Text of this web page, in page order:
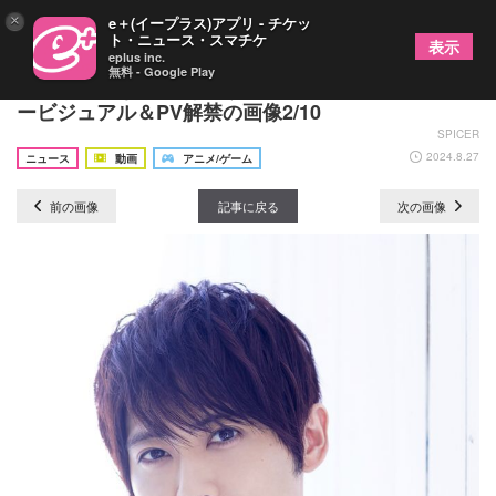
アニメ『ばなにゃ あらうんど ざ わーるど』ティザ
ービジュアル＆PV解禁の画像2/10
SPICER
ニュース
動画 アニメ/ゲーム 2024.8.27
前の画像 記事に戻る 次の画像
× e＋(イープラス)アプリ - チケッ
ト・ニュース・スマチケ
eplus inc.
無料 - Google Play
表示